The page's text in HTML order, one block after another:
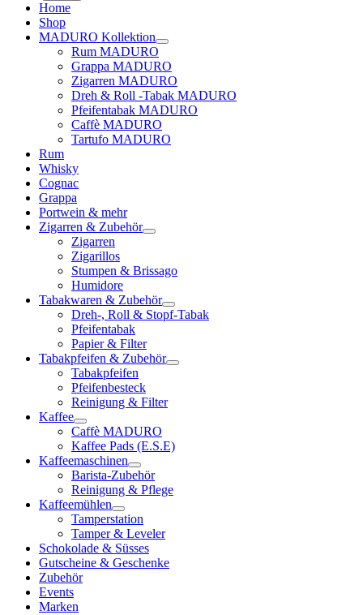
Home
Shop
MADURO Kollektion
Rum MADURO
Grappa MADURO
Zigarren MADURO
Dreh & Roll -Tabak MADURO
Pfeifentabak MADURO
Caffè MADURO
Tartufo MADURO
Rum
Whisky
Cognac
Grappa
Portwein & mehr
Zigarren & Zubehör
Zigarren
Zigarillos
Stumpen & Brissago
Humidore
Tabakwaren & Zubehör
Dreh-, Roll & Stopf-Tabak
Pfeifentabak
Papier & Filter
Tabakpfeifen & Zubehör
Tabakpfeifen
Pfeifenbesteck
Reinigung & Filter
Kaffee
Caffè MADURO
Kaffee Pads (E.S.E)
Kaffeemaschinen
Barista-Zubehör
Reinigung & Pflege
Kaffeemühlen
Tamperstation
Tamper & Leveler
Schokolade & Süsses
Gutscheine & Geschenke
Zubehör
Events
Marken